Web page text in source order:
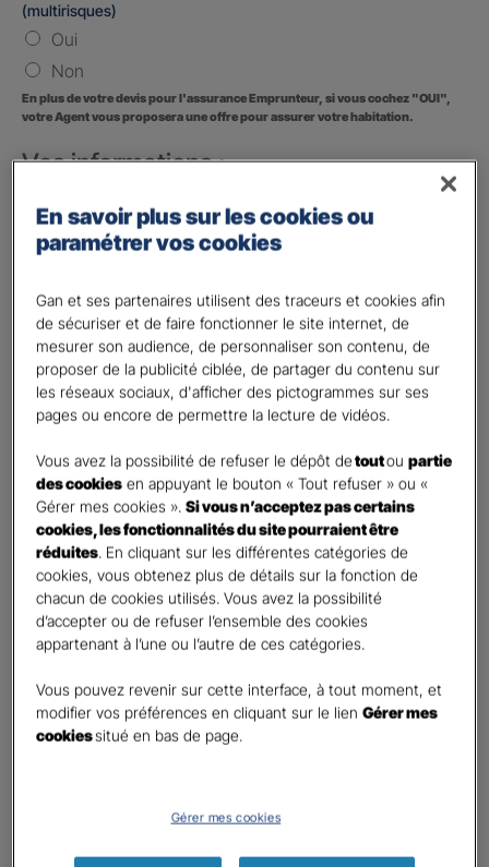
(multirisques)
Oui
Non
En plus de votre devis pour l'assurance Emprunteur, si vous cochez "OUI",
votre Agent vous proposera une offre pour assurer votre habitation.
Vos informations :
Etes-vous déjà client Gan assurances ?*
Oui
Civilité*
Madame
Monsieur
Contact *
First Last
Téléphone*
United
States
+1
E-mail
En cochant cette case et en soumettant ce formulaire,
j'accepte que mes données personnelles soient utilisées
En savoir plus sur les cookies ou
paramétrer vos cookies
Gan et ses partenaires utilisent des traceurs et cookies afin
de sécuriser et de faire fonctionner le site internet, de
mesurer son audience, de personnaliser son contenu, de
proposer de la publicité ciblée, de partager du contenu sur
les réseaux sociaux, d'afficher des pictogrammes sur ses
pages ou encore de permettre la lecture de vidéos.
Vous avez la possibilité de refuser le dépôt detoutoupartie
des cookies en appuyant le bouton « Tout refuser » ou «
Gérer mes cookies ».Si vous n’acceptez pas certains
cookies, les fonctionnalités du site pourraient être
réduites. En cliquant sur les différentes catégories de
cookies, vous obtenez plus de détails sur la fonction de
chacun de cookies utilisés. Vous avez la possibilité
d’accepter ou de refuser l’ensemble des cookies
appartenant à l’une ou l’autre de ces catégories.
Vous pouvez revenir sur cette interface, à tout moment, et
modifier vos préférences en cliquant sur le lienGérer mes
cookiessitué en bas de page.
Gérer mes cookies